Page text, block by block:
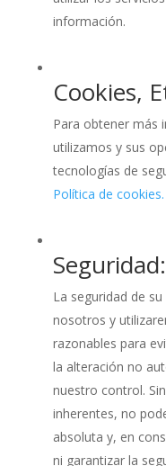
información.
Cookies,
Para obtener más
utilizamos y sus
tecnologías de
Política de cookies.
Seguridad:
La seguridad de
nosotros y
razonables para
la alteración no
nuestro control.
inherentes, no
absoluta y, en
ni garantizar la